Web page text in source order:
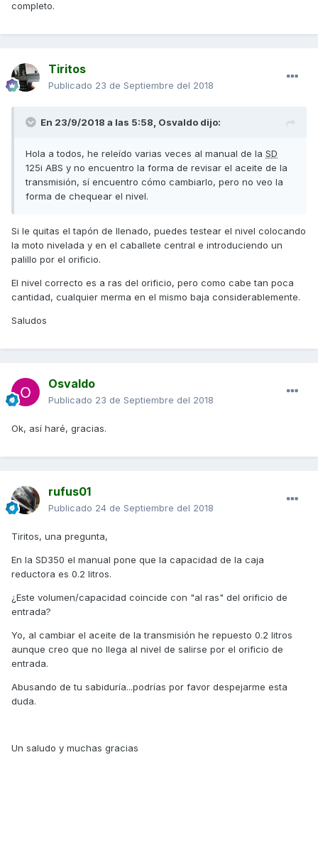
completo.
Tiritos
Publicado 23 de Septiembre del 2018
En 23/9/2018 a las 5:58, Osvaldo dijo:
Hola a todos, he releído varias veces al manual de la SD
125i ABS y no encuentro la forma de revisar el aceite de la
transmisión, sí encuentro cómo cambiarlo, pero no veo la
forma de chequear el nivel.
Si le quitas el tapón de llenado, puedes testear el nivel colocando
la moto nivelada y en el caballete central e introduciendo un
palillo por el orificio.
El nivel correcto es a ras del orificio, pero como cabe tan poca
cantidad, cualquier merma en el mismo baja considerablemente.
Saludos
Osvaldo
Publicado 23 de Septiembre del 2018
Ok, así haré, gracias.
rufus01
Publicado 24 de Septiembre del 2018
Tiritos, una pregunta,
En la SD350 el manual pone que la capacidad de la caja
reductora es 0.2 litros.
¿Este volumen/capacidad coincide con "al ras" del orificio de
entrada?
Yo, al cambiar el aceite de la transmisión he repuesto 0.2 litros
aunque creo que no llega al nivel de salirse por el orificio de
entrada.
Abusando de tu sabiduría...podrías por favor despejarme esta
duda.
Un saludo y muchas gracias